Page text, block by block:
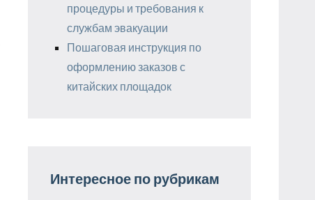
процедуры и требования к
службам эвакуации
Пошаговая инструкция по
оформлению заказов с
китайских площадок
Интересное по рубрикам